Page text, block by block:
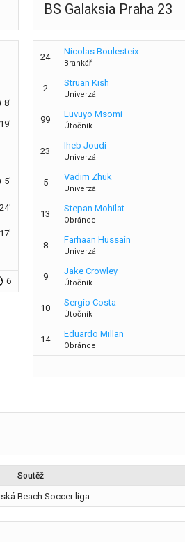
8'
19'
5'
17'
6
BS Galaksia Praha 23
24
Nicolas Boulesteix
Brankář
2
Struan Kish
Univerzál
99
Luvuyo Msomi
Útočník
23
Iheb Joudi
Univerzál
5
Vadim Zhuk
Univerzál
13
Stepan Mohilat
Obránce
8
Farhaan Hussain
Univerzál
9
Jake Crowley
Útočník
10
Sergio Costa
Útočník
14
Eduardo Millan
Obránce
Soutěž
Beach Soccer liga